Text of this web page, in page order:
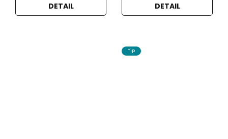
DETAIL DETAIL
Tip